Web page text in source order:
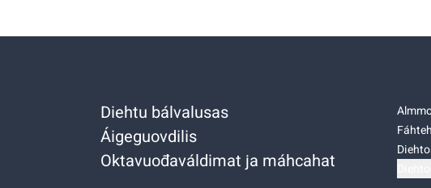
Diehtu bálvalusas
Áigeguovdilis
Oktavuođaváldimat ja máhcahat